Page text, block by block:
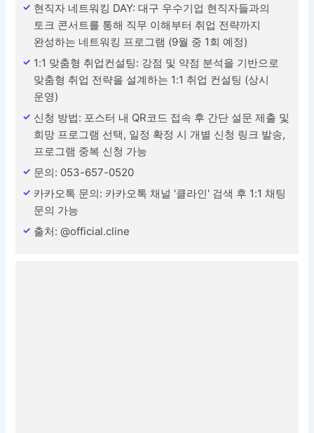
현직자 네트워킹 DAY: 대구 우수기업 현직자들과의
토크 콘서트를 통해 직무 이해부터 취업 전략까지
완성하는 네트워킹 프로그램 (9월 중 1회 예정)
1:1 맞춤형 취업컨설팅: 강점 및 약점 분석을 기반으로
맞춤형 취업 전략을 설계하는 1:1 취업 컨설팅 (상시
운영)
신청 방법: 포스터 내 QR코드 접속 후 간단 설문 제출 및
희망 프로그램 선택, 일정 확정 시 개별 신청 링크 발송,
프로그램 중복 신청 가능
문의: 053-657-0520
카카오톡 문의: 카카오톡 채널 '클라인' 검색 후 1:1 채팅
문의 가능
출처: @official.cline